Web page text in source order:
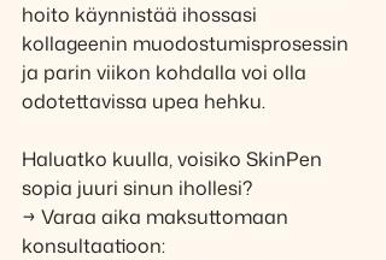
hoito käynnistää ihossasi
kollageenin muodostumisprosessin
ja parin viikon kohdalla voi olla
odotettavissa upea hehku.
Haluatko kuulla, voisiko SkinPen
sopia juuri sinun ihollesi?
→ Varaa aika maksuttomaan
konsultaatioon: